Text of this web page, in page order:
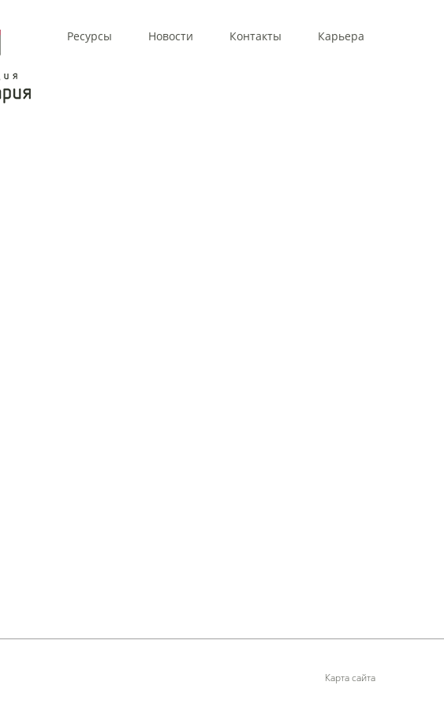
Ресурсы Новости Контакты Карьера
Карта сайта